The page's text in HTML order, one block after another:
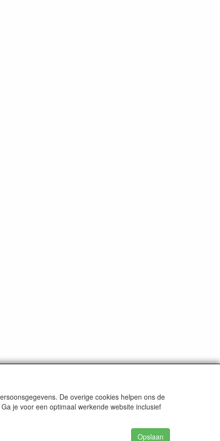
De overige cookies helpen ons de
je voor een optimaal werkende website inclusief
Opslaan